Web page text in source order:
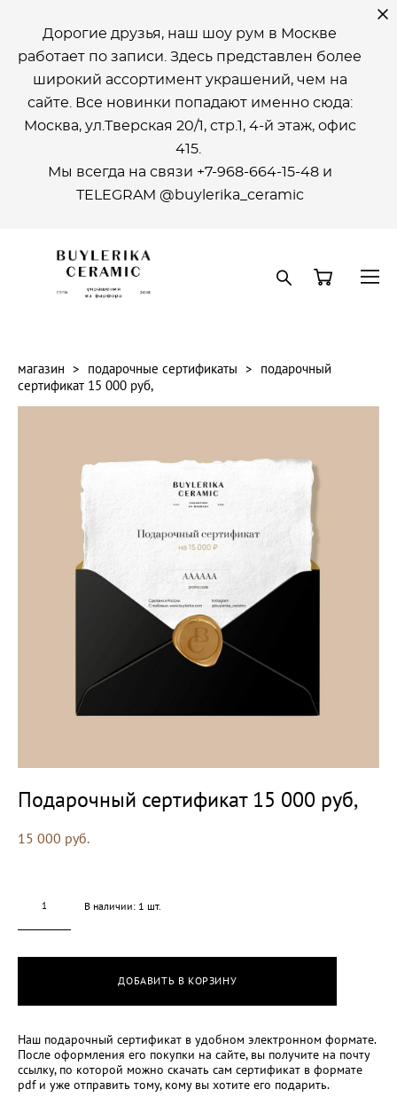
Дорогие друзья, наш шоу рум в Москве
работает по записи. Здесь представлен более
широкий ассортимент украшений, чем на
сайте. Все новинки попадают именно сюда:
Москва, ул.Тверская 20/1, стр.1, 4-й этаж, офиc
415.
Мы всегда на связи +7-968-664-15-48 и
ТELEGRAM @buylerika_ceramic
магазин > подарочные сертификаты > подарочный
сертификат 15 000 руб,
Подарочный сертификат 15 000 руб,
15 000 pуб.
В наличии: 1 шт.
ДОБАВИТЬ В КОРЗИНУ
Наш подарочный сертификат в удобном электронном формате.
После оформления его покупки на сайте, вы получите на почту
ссылку, по которой можно скачать сам сертификат в формате
pdf и уже отправить тому, кому вы хотите его подарить.